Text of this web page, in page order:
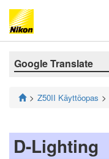
Google Translate
Z50II Käyttöopas
D-Lighting